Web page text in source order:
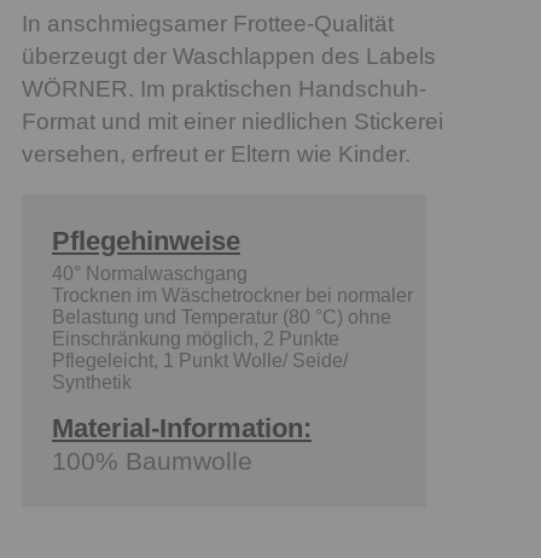
In anschmiegsamer Frottee-Qualität
überzeugt der Waschlappen des Labels
WÖRNER. Im praktischen Handschuh-
Format und mit einer niedlichen Stickerei
versehen, erfreut er Eltern wie Kinder.
Pflegehinweise
40° Normalwaschgang
Trocknen im Wäschetrockner bei normaler
Belastung und Temperatur (80 °C) ohne
Einschränkung möglich, 2 Punkte
Pflegeleicht, 1 Punkt Wolle/ Seide/
Synthetik
Material-Information:
100% Baumwolle